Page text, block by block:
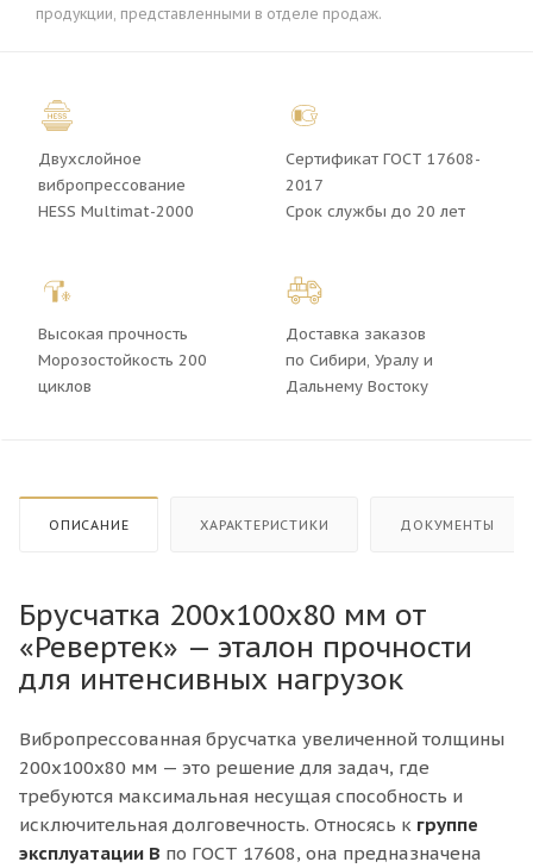
продукции, представленными в отделе продаж.
Двухслойное
вибропрессование
HESS Multimat-2000
Сертификат ГОСТ 17608-
2017
Срок службы до 20 лет
Высокая прочность
Морозостойкость 200
циклов
Доставка заказов
по Сибири, Уралу и
Дальнему Востоку
ОПИСАНИЕ ХАРАКТЕРИСТИКИ ДОКУМЕНТЫ
Брусчатка 200х100х80 мм от
«Ревертек» — эталон прочности
для интенсивных нагрузок
Вибропрессованная брусчатка увеличенной толщины
200х100х80 мм — это решение для задач, где
требуются максимальная несущая способность и
исключительная долговечность. Относясь к группе
эксплуатации В по ГОСТ 17608, она предназначена